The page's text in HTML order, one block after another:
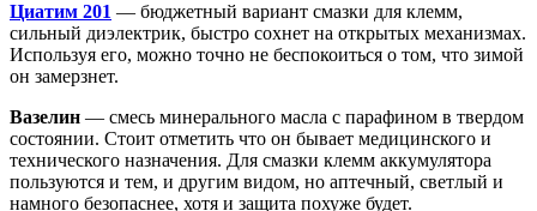
Циатим 201 — бюджетный вариант смазки для клемм,
сильный диэлектрик, быстро сохнет на открытых механизмах.
Используя его, можно точно не беспокоиться о том, что зимой
он замерзнет.
Вазелин — смесь минерального масла с парафином в твердом
состоянии. Стоит отметить что он бывает медицинского и
технического назначения. Для смазки клемм аккумулятора
пользуются и тем, и другим видом, но аптечный, светлый и
намного безопаснее, хотя и защита похуже будет.